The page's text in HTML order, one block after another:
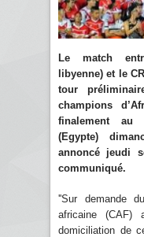
Le match
libyenne) et le
tour
champions
finalement au
(Egypte)
annoncé jeudi
communiqué.
''Sur demande
africaine (CAF)
domiciliation de